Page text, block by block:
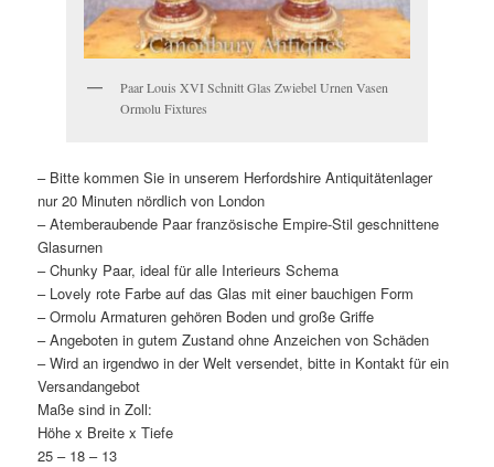
Paar Louis XVI Schnitt Glas Zwiebel Urnen Vasen
Ormolu Fixtures
– Bitte kommen Sie in unserem Herfordshire Antiquitätenlager
nur 20 Minuten nördlich von London
– Atemberaubende Paar französische Empire-Stil geschnittene
Glasurnen
– Chunky Paar, ideal für alle Interieurs Schema
– Lovely rote Farbe auf das Glas mit einer bauchigen Form
– Ormolu Armaturen gehören Boden und große Griffe
– Angeboten in gutem Zustand ohne Anzeichen von Schäden
– Wird an irgendwo in der Welt versendet, bitte in Kontakt für ein
Versandangebot
Maße sind in Zoll:
Höhe x Breite x Tiefe
25 – 18 – 13